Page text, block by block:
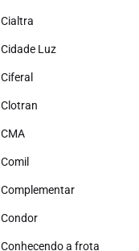
Cialtra
Cidade Luz
Ciferal
Clotran
CMA
Comil
Complementar
Condor
Conhecendo a frota